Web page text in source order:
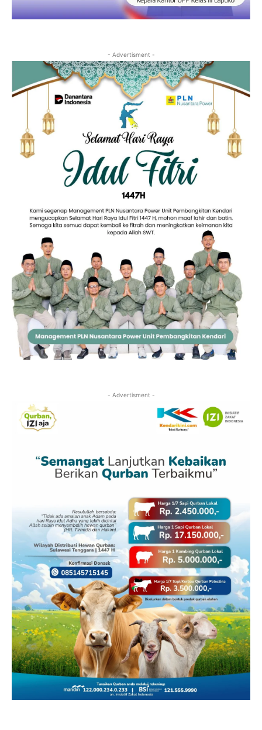
- Advertisment -
- Advertisment -